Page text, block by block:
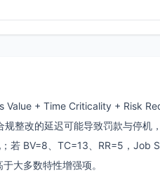
Value + Time Criticality + Risk
整改的延迟可能导致罚款与停机
若 BV=8、TC=13、RR=5，Job
大多数特性增强项。